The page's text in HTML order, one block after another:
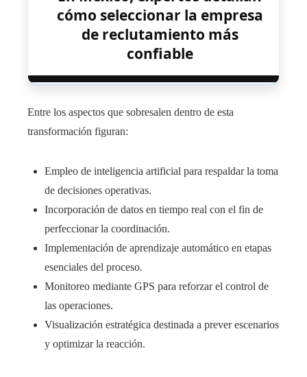
cómo seleccionar la empresa
de reclutamiento más
confiable
Entre los aspectos que sobresalen dentro de esta
transformación figuran:
Empleo de inteligencia artificial para respaldar la toma
de decisiones operativas.
Incorporación de datos en tiempo real con el fin de
perfeccionar la coordinación.
Implementación de aprendizaje automático en etapas
esenciales del proceso.
Monitoreo mediante GPS para reforzar el control de
las operaciones.
Visualización estratégica destinada a prever escenarios
y optimizar la reacción.